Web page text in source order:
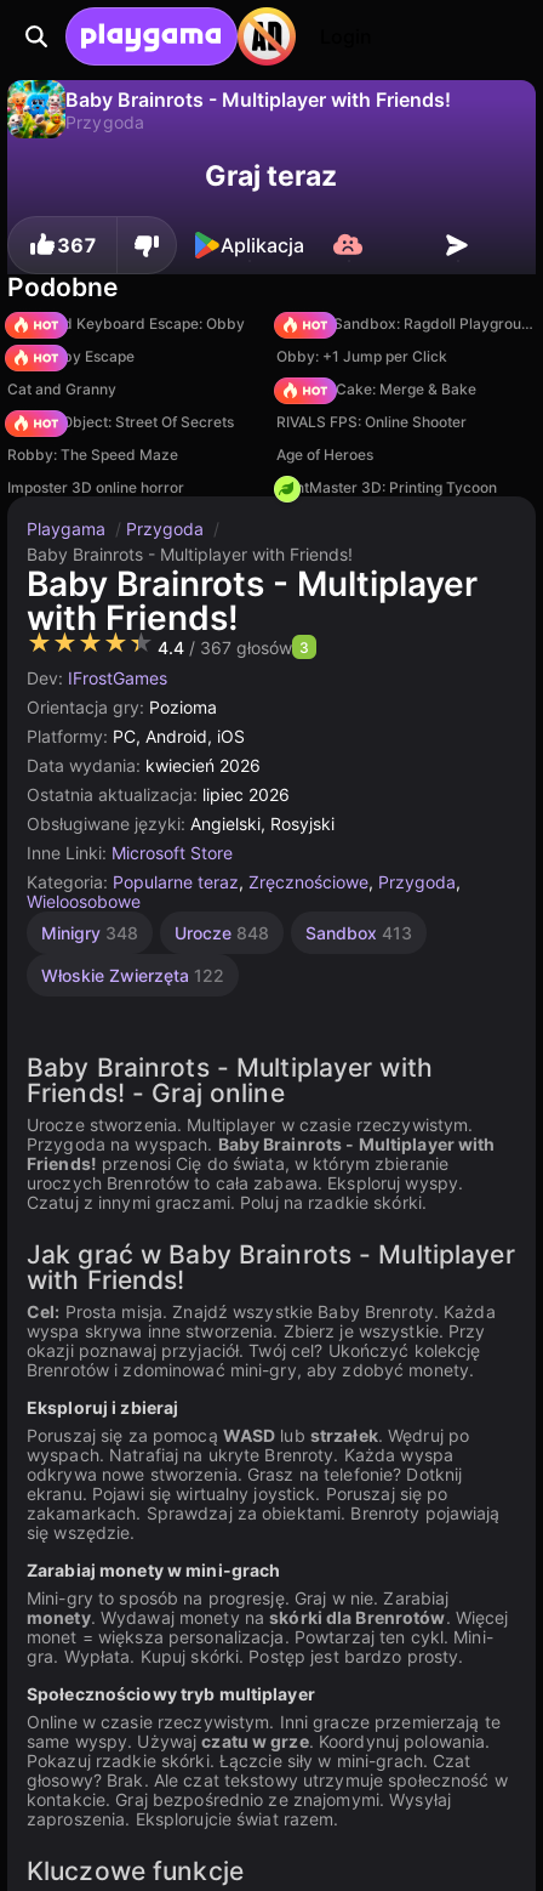
Baby Brainrots - Multiplayer with Friends!
Przygoda
Zapisz postępy! Nie
Graj teraz
367 Aplikacja
Podobne
+1 Speed Keyboard Escape: Obby
Sprunki Sandbox: Ragdoll Playground Mode
Your Obby Escape
Obby: +1 Jump per Click
Cat and Granny
Piece of Cake: Merge & Bake
Hidden Object: Street Of Secrets
RIVALS FPS: Online Shooter
Robby: The Speed Maze
Age of Heroes
Imposter 3D online horror
PrintMaster 3D: Printing Tycoon
Playgama / Przygoda /
Baby Brainrots - Multiplayer with Friends!
Baby Brainrots - Multiplayer
with Friends!
★★★★★ 4.4 / 367 głosów 3
Dev: IFrostGames
Orientacja gry: Pozioma
Platformy: PC, Android, iOS
Data wydania: kwiecień 2026
Ostatnia aktualizacja: lipiec 2026
Obsługiwane języki: Angielski, Rosyjski
Inne Linki: Microsoft Store
Kategoria: Popularne teraz, Zręcznościowe, Przygoda,
Wieloosobowe
Minigry 348 Urocze 848 Sandbox 413
Włoskie Zwierzęta 122
Baby Brainrots - Multiplayer with
Friends! - Graj online
Urocze stworzenia. Multiplayer w czasie rzeczywistym.
Przygoda na wyspach. Baby Brainrots - Multiplayer with
Friends! przenosi Cię do świata, w którym zbieranie
uroczych Brenrotów to cała zabawa. Eksploruj wyspy.
Czatuj z innymi graczami. Poluj na rzadkie skórki.
Jak grać w Baby Brainrots - Multiplayer
with Friends!
Cel: Prosta misja. Znajdź wszystkie Baby Brenroty. Każda
wyspa skrywa inne stworzenia. Zbierz je wszystkie. Przy
okazji poznawaj przyjaciół. Twój cel? Ukończyć kolekcję
Brenrotów i zdominować mini-gry, aby zdobyć monety.
Eksploruj i zbieraj
Poruszaj się za pomocą WASD lub strzałek. Wędruj po
wyspach. Natrafiaj na ukryte Brenroty. Każda wyspa
odkrywa nowe stworzenia. Grasz na telefonie? Dotknij
ekranu. Pojawi się wirtualny joystick. Poruszaj się po
zakamarkach. Sprawdzaj za obiektami. Brenroty pojawiają
się wszędzie.
Zarabiaj monety w mini-grach
Mini-gry to sposób na progresję. Graj w nie. Zarabiaj
monety. Wydawaj monety naskórki dla Brenrotów. Więcej
monet = większa personalizacja. Powtarzaj ten cykl. Mini-
gra. Wypłata. Kupuj skórki. Postęp jest bardzo prosty.
Społecznościowy tryb multiplayer
Online w czasie rzeczywistym. Inni gracze przemierzają te
same wyspy. Używajczatu w grze. Koordynuj polowania.
Pokazuj rzadkie skórki. Łączcie siły w mini-grach. Czat
głosowy? Brak. Ale czat tekstowy utrzymuje społeczność w
kontakcie. Graj bezpośrednio ze znajomymi. Wysyłaj
zaproszenia. Eksplorujcie świat razem.
Kluczowe funkcje